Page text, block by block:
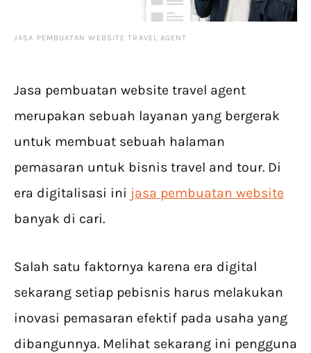
JASA PEMBUATAN WEBSITE TRAVEL AGENT
Jasa pembuatan website travel agent
merupakan sebuah layanan yang bergerak
untuk membuat sebuah halaman
pemasaran untuk bisnis travel and tour. Di
era digitalisasi ini jasa pembuatan website
banyak di cari.
Salah satu faktornya karena era digital
sekarang setiap pebisnis harus melakukan
inovasi pemasaran efektif pada usaha yang
dibangunnya. Melihat sekarang ini pengguna